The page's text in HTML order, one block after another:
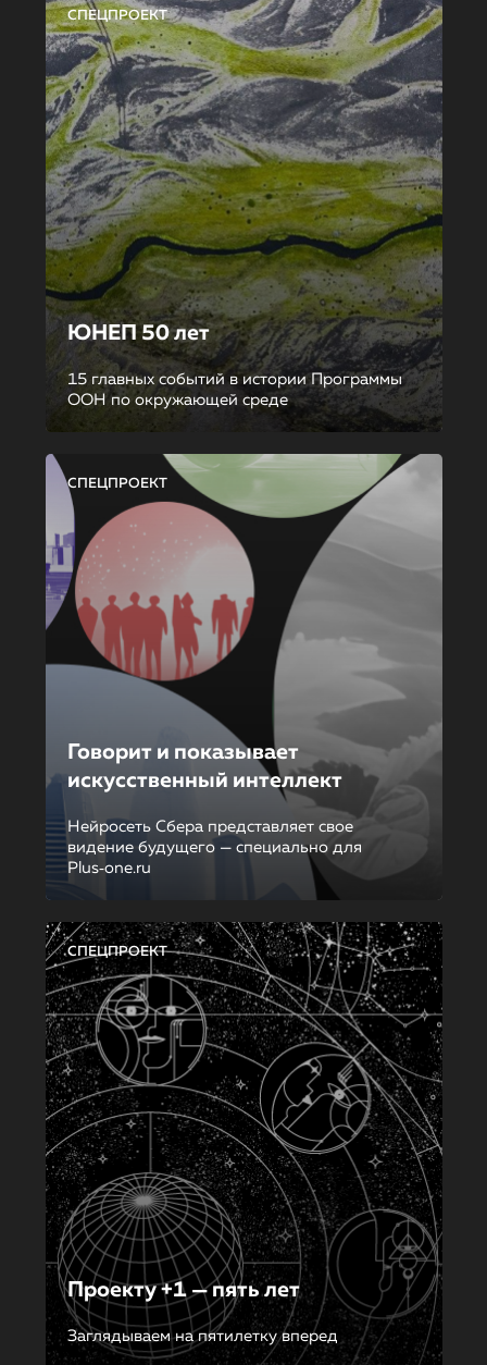
СПЕЦПРОЕКТ
ЮНЕП 50 лет
15 главных событий в истории Программы
ООН по окружающей среде
СПЕЦПРОЕКТ
Говорит и показывает
искусственный интеллект
Нейросеть Сбера представляет свое
видение будущего — специально для
Plus‑one.ru
СПЕЦПРОЕКТ
Проекту +1 — пять лет
Заглядываем на пятилетку вперед